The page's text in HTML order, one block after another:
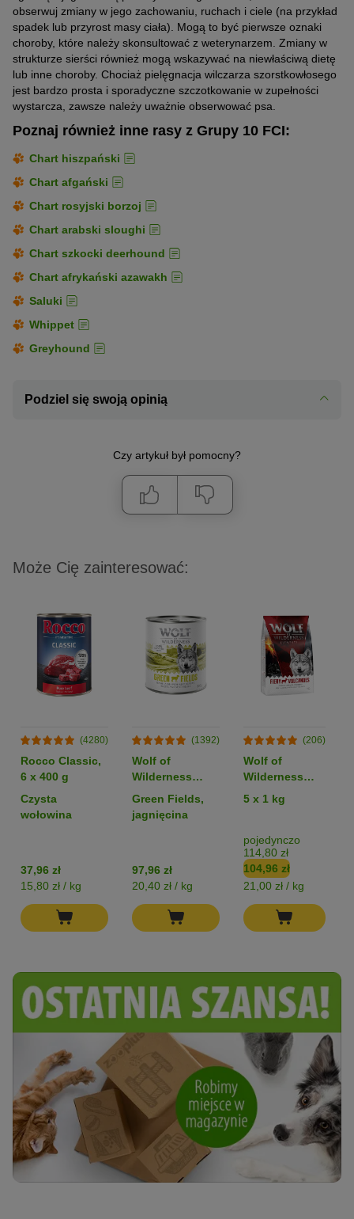
obserwuj zmiany w jego zachowaniu, ruchach i ciele (na przykład
spadek lub przyrost masy ciała). Mogą to być pierwsze oznaki
choroby, które należy skonsultować z weterynarzem. Zmiany w
strukturze sierści również mogą wskazywać na niewłaściwą dietę
lub inne choroby. Chociaż pielęgnacja wilczarza szorstkowłosego
jest bardzo prosta i sporadyczne szczotkowanie w zupełności
wystarcza, zawsze należy uważnie obserwować psa.
Poznaj również inne rasy z Grupy 10 FCI:
Chart hiszpański
Chart afgański
Chart rosyjski borzoj
Chart arabski sloughi
Chart szkocki deerhound
Chart afrykański azawakh
Saluki
Whippet
Greyhound
Podziel się swoją opinią
Czy artykuł był pomocny?
Może Cię zainteresować:
(4280)
Rocco Classic,
6 x 400 g
Czysta
wołowina
37,96 zł
15,80 zł / kg
(1392)
Wolf of
Wilderness
Monoprotein
Adult, 6 x 800 g
Green Fields,
jagnięcina
97,96 zł
20,40 zł / kg
(206)
Wolf of
Wilderness
Monoprotein
Sensitive
Volcanoes”,
jagnięcina -
bez zbóż
5 x 1 kg
pojedynczo
114,80 zł
104,96 zł
21,00 zł / kg